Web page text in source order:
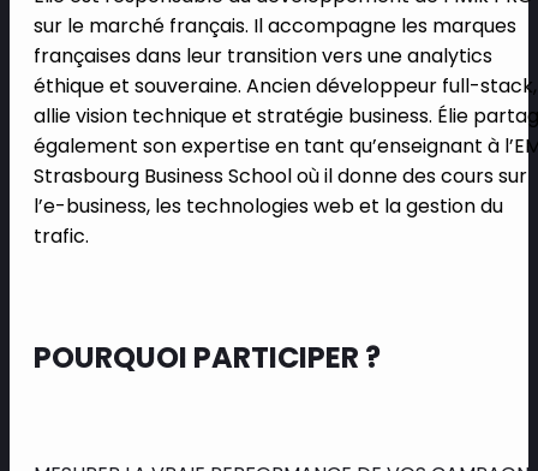
sur le marché français. Il accompagne les marques
françaises dans leur transition vers une analytics
éthique et souveraine. Ancien développeur full-
allie vision technique et stratégie business. Élie
également son expertise en tant qu’enseignant à
Strasbourg Business School où il donne des cours sur
l’e-business, les technologies web et la gestion du
trafic.
POURQUOI PARTICIPER ?